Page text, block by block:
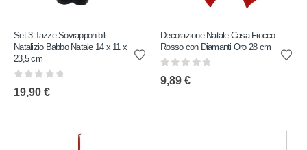
Set 3 Tazze Sovrapponibili
Natalizio Babbo Natale 14 x 11 x
23,5 cm
19,90 €
Decorazione Natale Casa Fiocco
Rosso con Diamanti Oro 28 cm
9,89 €